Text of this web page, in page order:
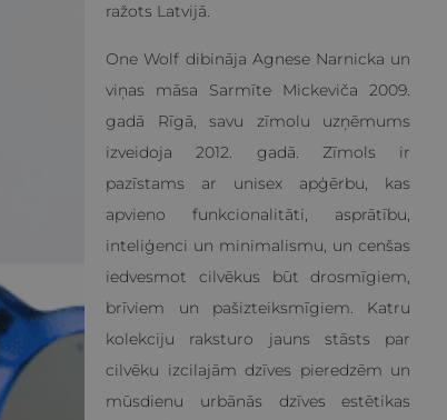
ražots Latvijā.
One Wolf dibināja Agnese Narnicka un
viņas māsa Sarmīte Mickeviča 2009.
gadā Rīgā, savu zīmolu uzņēmums
izveidoja 2012. gadā. Zīmols ir
pazīstams ar unisex apģērbu, kas
apvieno funkcionalitāti, asprātību,
inteliģenci un minimalismu, un cenšas
iedvesmot cilvēkus būt drosmīgiem,
brīviem un pašizteiksmīgiem. Katru
kolekciju raksturo jauns stāsts par
cilvēku izcilajām dzīves pieredzēm un
mūsdienu urbānās dzīves estētikas
atcerētos apmeklētāju sīkfailu piekrišanas preferences.
Tas ir nepieciešams, lai Cookie-Script.com sīkfailu
reklāmkarogs darbotos pareizi.
Šis sīkfailu nosaukums ir saistīts ar Google Universal
Analytics - tas ir nozīmīgs Google biežāk izmantotā analīzes
pakalpojuma atjauninājums. Šis sīkfails tiek izmantots, lai
atšķirtu unikālos lietotājus, kā klienta identifikatoru piešķirot
nejauši ģenerētu skaitli. Tas ir iekļauts katrā vietnes
pieprasījumā un tiek izmantots, lai aprēķinātu apmeklētāju,
sesiju un kampaņu datus vietņu analīzes pārskatos.